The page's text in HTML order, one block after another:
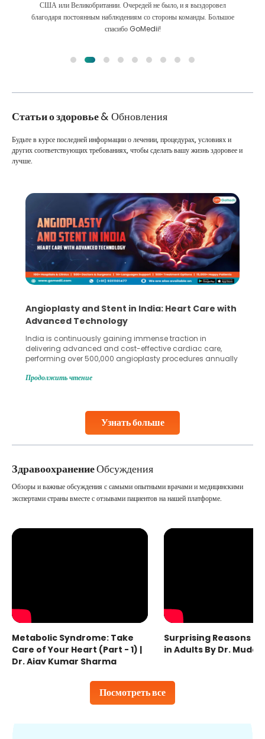
Мы сделали правильный выбор, выбрав GoMedii. Они даже после
лечения сохраняют с нами большую связь
Статьи о здоровье& Обновления
Узнать больше
Будьте в курсе последней информации о лечении, процедурах, условиях и
других соответствующих требованиях, чтобы сделать вашу жизнь здоровее и
лучше.
Angioplasty and Stent in India: Heart Care with
Advanced Technology
India is continuously gaining immense traction in
delivering advanced and cost-effective cardiac care,
performing over 500,000 angioplasty procedures annually
globe are searching for treatments like angioplasty and
Studies, such as one published
Продолжить чтение
ЗдравоохранениеОбсуждения
Посмотреть все
Обзоры и важные обсуждения с самыми опытными врачами и медицинскими
экспертами страны вместе с отзывами пациентов на нашей платформе.
Metabolic Syndrome: Take
Care of Your Heart (Part - 1) |
Dr. Ajay Kumar Sharma
Surprising Reasons
in Adults By Dr.